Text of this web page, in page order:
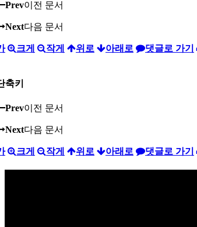
Prev이전 문서
Next다음 문서
크게 작게 위로 아래로 댓글로 가기
축키
Prev이전 문서
Next다음 문서
크게 작게 위로 아래로 댓글로 가기